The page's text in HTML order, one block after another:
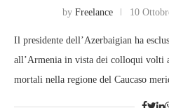
by Freelance 10
Il presidente dell’Azerbaigian ha
all’Armenia in vista dei colloqui volti
mortali nella regione del Caucaso